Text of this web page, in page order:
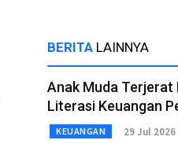
BERITA LAINNYA
Anak Muda Terjerat
Literasi Keuangan
KEUANGAN 29 Jul 2026